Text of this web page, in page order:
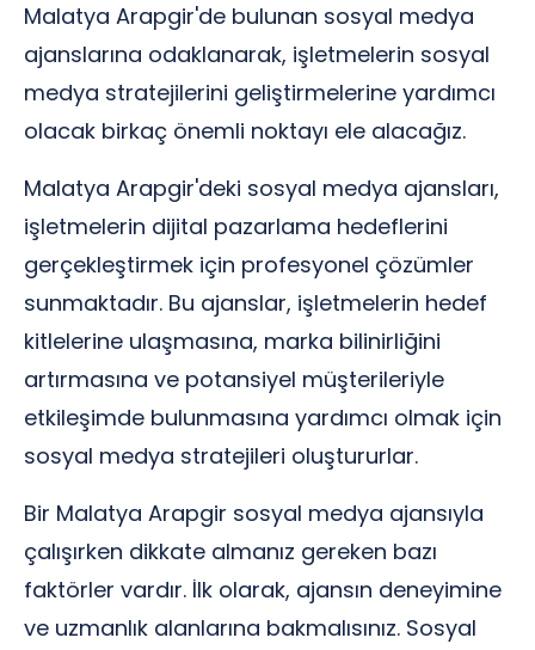
Malatya Arapgir'de bulunan sosyal medya
ajanslarına odaklanarak, işletmelerin sosyal
medya stratejilerini geliştirmelerine yardımcı
olacak birkaç önemli noktayı ele alacağız.
Malatya Arapgir'deki sosyal medya ajansları,
işletmelerin dijital pazarlama hedeflerini
gerçekleştirmek için profesyonel çözümler
sunmaktadır. Bu ajanslar, işletmelerin hedef
kitlelerine ulaşmasına, marka bilinirliğini
artırmasına ve potansiyel müşterileriyle
etkileşimde bulunmasına yardımcı olmak için
sosyal medya stratejileri oluştururlar.
Bir Malatya Arapgir sosyal medya ajansıyla
çalışırken dikkate almanız gereken bazı
faktörler vardır. İlk olarak, ajansın deneyimine
ve uzmanlık alanlarına bakmalısınız. Sosyal